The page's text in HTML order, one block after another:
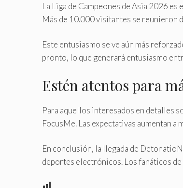
La Liga de Campeones de Asia 2026
Más de 10.000 visitantes se reunieron
Este entusiasmo se ve aún más
pronto, lo que generará entusiasmo
Estén atentos para
Para aquellos interesados ​​en detalles
FocusMe. Las expectativas aumentan a
En conclusión, la llegada de
deportes electrónicos. Los fanáticos